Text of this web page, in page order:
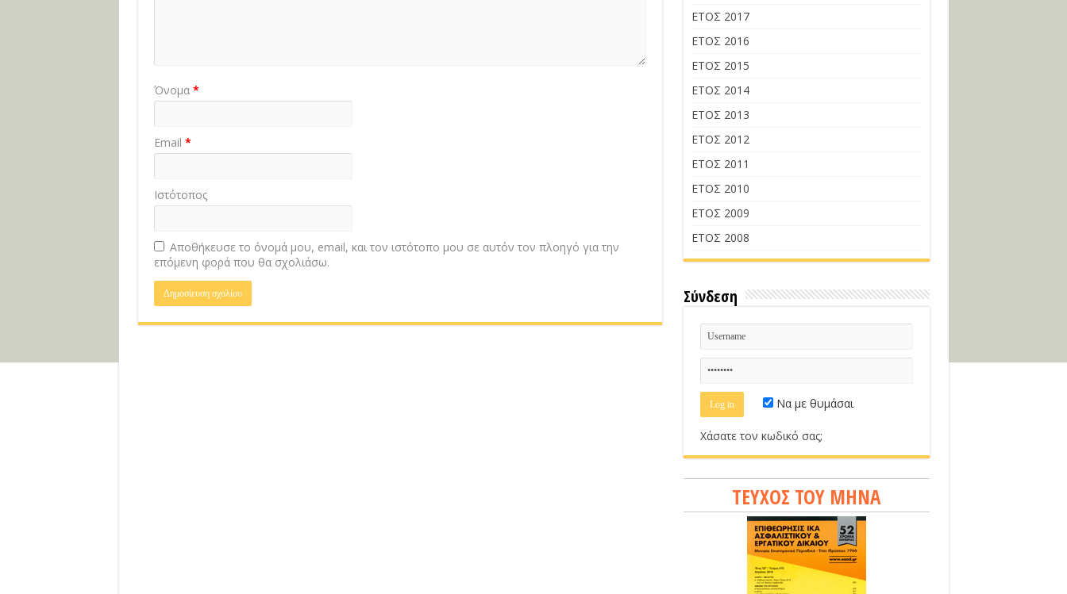
Όνομα *
Email *
Ιστότοπος
Αποθήκευσε το όνομά μου, email, και τον ιστότοπο μου σε αυτόν τον πλοηγό για την
επόμενη φορά που θα σχολιάσω.
ΕΤΟΣ 2017
ΕΤΟΣ 2016
ΕΤΟΣ 2015
ΕΤΟΣ 2014
ΕΤΟΣ 2013
ΕΤΟΣ 2012
ΕΤΟΣ 2011
ΕΤΟΣ 2010
ΕΤΟΣ 2009
ΕΤΟΣ 2008
Σύνδεση
Να με θυμάσαι
Χάσατε τον κωδικό σας;
ΤΕΥΧΟΣ ΤΟΥ ΜΗΝΑ